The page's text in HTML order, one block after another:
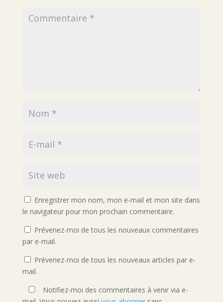
Enregistrer mon nom, mon e-mail et mon site dans
le navigateur pour mon prochain commentaire.
Prévenez-moi de tous les nouveaux commentaires
par e-mail.
Prévenez-moi de tous les nouveaux articles par e-
mail.
Notifiez-moi des commentaires à venir via e-